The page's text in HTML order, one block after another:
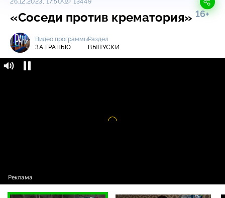
26.12.2023, 17:50 13449
«Соседи против крематория» 16+
Видео программы
ЗА ГРАНЬЮ
Раздел
ВЫПУСКИ
Видео